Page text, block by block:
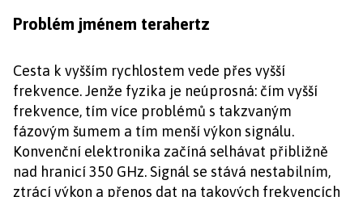
Problém jménem terahertz
Cesta k vyšším rychlostem vede přes vyšší
frekvence. Jenže fyzika je neúprosná: čím vyšší
frekvence, tím více problémů s takzvaným
fázovým šumem a tím menší výkon signálu.
Konvenční elektronika začíná selhávat přibližně
nad hranicí 350 GHz. Signál se stává nestabilním,
ztrácí výkon a přenos dat na takových frekvencích